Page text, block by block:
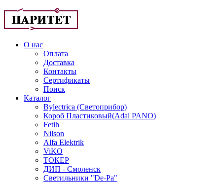
О нас
Оплата
Доставка
Контакты
Сертификаты
Поиск
Каталог
Bylectrica (Светоприбор)
Короб Пластиковый(Adal PANO)
Fetih
Nilson
Alfa Elektrik
ViKO
ТОКЕР
ДИП - Смоленск
Светильники "De-Pa"